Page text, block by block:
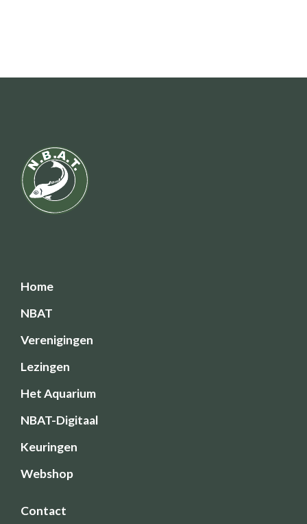
Home
NBAT
Verenigingen
Lezingen
Het Aquarium
NBAT-Digitaal
Keuringen
Webshop
Contact